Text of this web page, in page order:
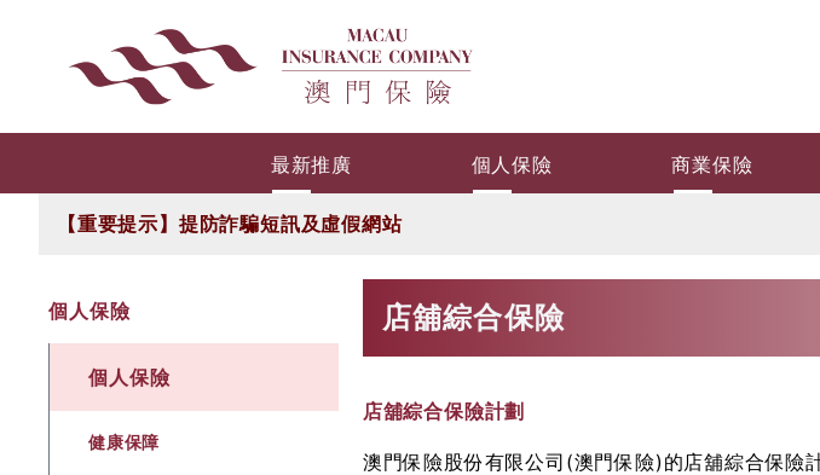
最新推廣 個人保險 商業保險
【重要提示】提防詐騙短訊及虛假網站
個人保險
個人保險
健康保障
店舖綜合保險
店舖綜合保險計劃
澳門保險股份有限公司(澳門保險)的店舖綜合保險